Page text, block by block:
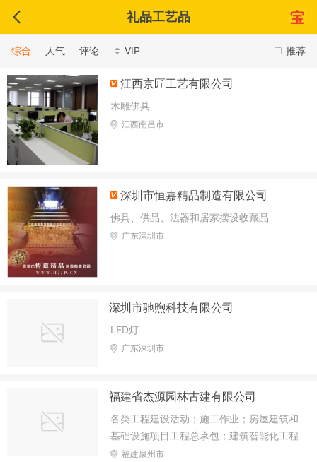
礼品工艺品
推荐
综合 人气 评论 VIP
江西京匠工艺有限公司
木雕佛具
江西南昌市
深圳市恒嘉精品制造有限公司
佛具、供品、法器和居家摆设收藏品
广东深圳市
深圳市驰煦科技有限公司
LED灯
广东深圳市
福建省杰源园林古建有限公司
各类工程建设活动；施工作业；房屋建筑和
基础设施项目工程总承包；建筑智能化工程
施工；建筑劳务分包（依法须经批准的项
福建泉州市